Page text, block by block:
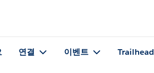
연결 이벤트 Trailhead